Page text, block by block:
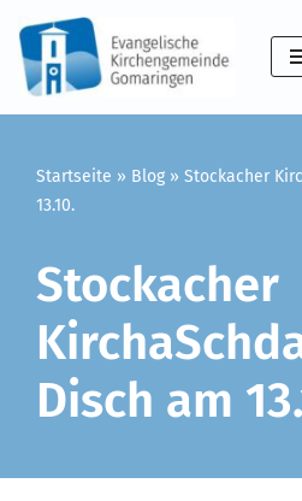
Zum
Inhalt
Startseite » Blog » Stockacher
13.10.
Stockacher
Disch am